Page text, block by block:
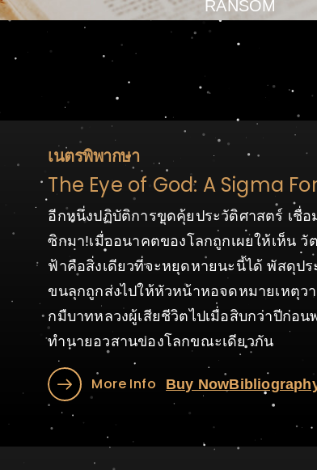
RANSOM
เนตรพิพากษา
The Eye of God: A Sigma
อีกหนึ่งปฏิบัติการขุดคุ้ยประวัติศาสตร์ เชื่
ซิกมา!เมื่ออนาคตของโลกถูกเผยให้เห็น
ฟ้าคือสิ่งเดียวที่จะหยุดหายนะนี้ได้ พัสดุป
ขนลุกถูกส่งไปให้หัวหน้าหอจดหมายเหตุว
กมืบาทหลวงผู้เสียชีวิตไปเมื่อสิบกว่าปีก่อ
ทำนายอวสานของโลกขณะเดียวกัน
More Info Buy Now